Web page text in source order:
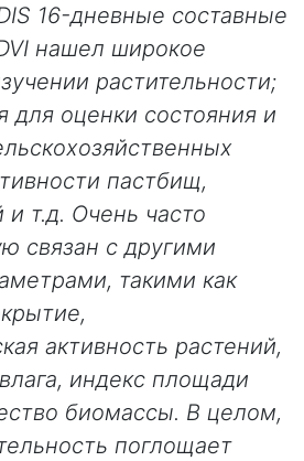
16-дневные составные
нашел широкое
растительности;
для оценки состояния и
пастбищ,
т.д. Очень часто
связан с другими
такими как
активность растений,
индекс площади
биомассы. В целом,
поглощает